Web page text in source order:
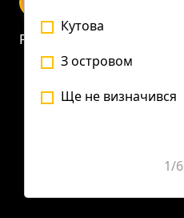
Кутова
З островом
Ще не визначився
1/6
Privacy Policy